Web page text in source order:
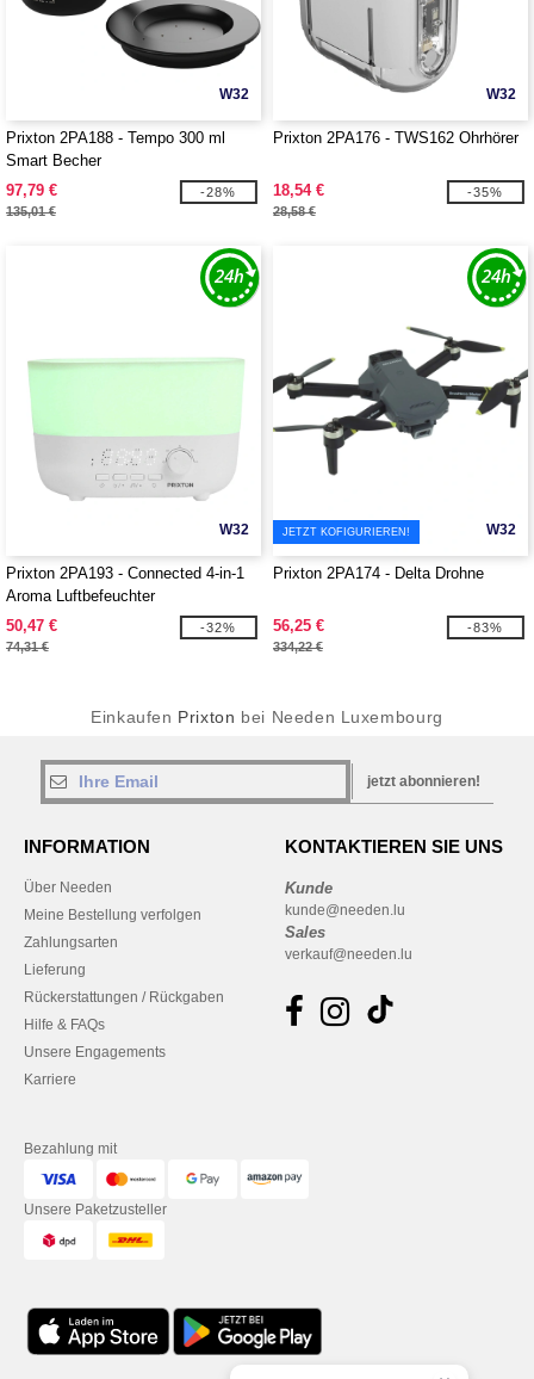
W32
Prixton 2PA188 - Tempo 300 ml
Smart Becher
97,79 €
135,01 €
-28%
W32
Prixton 2PA176 - TWS162 Ohrhörer
18,54 €
28,58 €
-35%
W32
Prixton 2PA193 - Connected 4-in-1
Aroma Luftbefeuchter
50,47 €
74,31 €
-32%
W32
JETZT KOFIGURIEREN!
Prixton 2PA174 - Delta Drohne
56,25 €
334,22 €
-83%
Einkaufen Prixton bei Needen Luxembourg
jetzt abonnieren!
INFORMATION
Über Needen
Meine Bestellung verfolgen
Zahlungsarten
Lieferung
Rückerstattungen / Rückgaben
Hilfe & FAQs
Unsere Engagements
Karriere
KONTAKTIEREN SIE UNS
Kunde
kunde@needen.lu
Sales
verkauf@needen.lu
Bezahlung mit
Unsere Paketzusteller